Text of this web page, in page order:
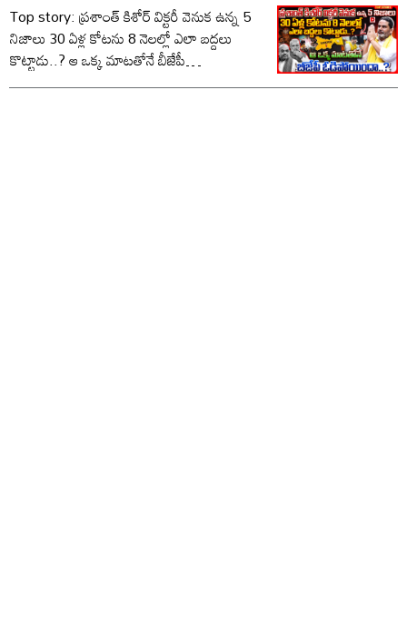
Top story: ప్రశాంత్ కిశోర్ విక్టరీ వెనుక ఉన్న 5
నిజాలు 30 ఏళ్ల కోటను 8 నెలల్లో ఎలా బద్దలు
కొట్టాడు..? ఆ ఒక్క మాటతోనే బీజేపీ
ఓడిపోయిందా..?